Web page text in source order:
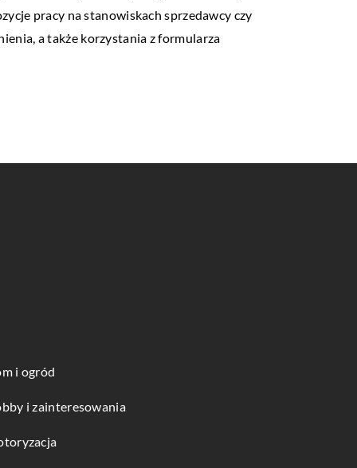
pracy na stanowiskach sprzedawcy czy
a także korzystania z formularza
i ogród
i zainteresowania